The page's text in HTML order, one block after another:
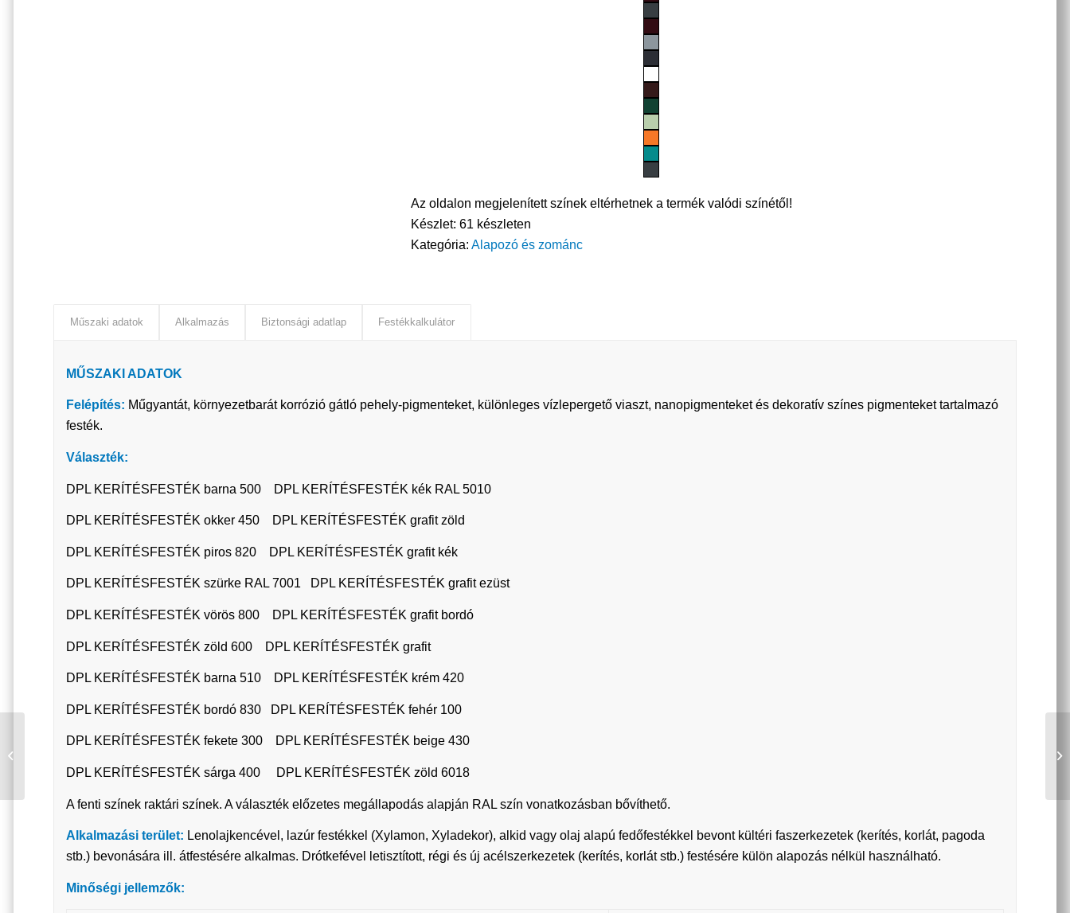
Az oldalon megjelenített színek eltérhetnek a termék valódi színétől!
Készlet:61 készleten
Kategória:Alapozó és zománc
Műszaki adatok Alkalmazás Biztonsági adatlap Festékkalkulátor
MŰSZAKI ADATOK
Felépítés: Műgyantát, környezetbarát korrózió gátló pehely-pigmenteket, különleges vízlepergető viaszt, nanopigmenteket és dekoratív színes pigmenteket tartalmazó
festék.
Választék:
DPL KERÍTÉSFESTÉK barna 500 DPL KERÍTÉSFESTÉK kék RAL 5010
DPL KERÍTÉSFESTÉK okker 450 DPL KERÍTÉSFESTÉK grafit zöld
DPL KERÍTÉSFESTÉK piros 820 DPL KERÍTÉSFESTÉK grafit kék
DPL KERÍTÉSFESTÉK szürke RAL 7001 DPL KERÍTÉSFESTÉK grafit ezüst
DPL KERÍTÉSFESTÉK vörös 800 DPL KERÍTÉSFESTÉK grafit bordó
DPL KERÍTÉSFESTÉK zöld 600 DPL KERÍTÉSFESTÉK grafit
DPL KERÍTÉSFESTÉK barna 510 DPL KERÍTÉSFESTÉK krém 420
DPL KERÍTÉSFESTÉK bordó 830 DPL KERÍTÉSFESTÉK fehér 100
DPL KERÍTÉSFESTÉK fekete 300 DPL KERÍTÉSFESTÉK beige 430
DPL KERÍTÉSFESTÉK sárga 400 DPL KERÍTÉSFESTÉK zöld 6018
A fenti színek raktári színek. A választék előzetes megállapodás alapján RAL szín vonatkozásban bővíthető.
Alkalmazási terület: Lenolajkencével, lazúr festékkel (Xylamon, Xyladekor), alkid vagy olaj alapú fedőfestékkel bevont kültéri faszerkezetek (kerítés, korlát, pagoda
stb.) bevonására ill. átfestésére alkalmas. Drótkefével letisztított, régi és új acélszerkezetek (kerítés, korlát stb.) festésére külön alapozás nélkül használható.
Minőségi jellemzők:
DUNAPLASZT